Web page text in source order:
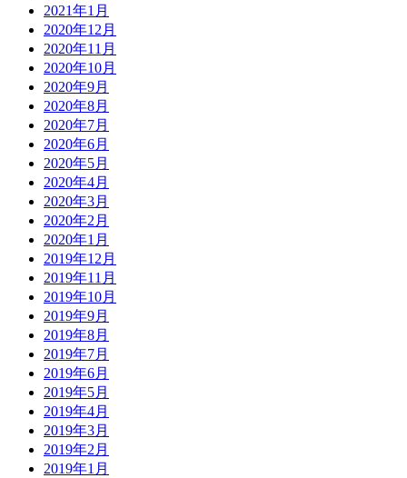
2021年1月
2020年12月
2020年11月
2020年10月
2020年9月
2020年8月
2020年7月
2020年6月
2020年5月
2020年4月
2020年3月
2020年2月
2020年1月
2019年12月
2019年11月
2019年10月
2019年9月
2019年8月
2019年7月
2019年6月
2019年5月
2019年4月
2019年3月
2019年2月
2019年1月